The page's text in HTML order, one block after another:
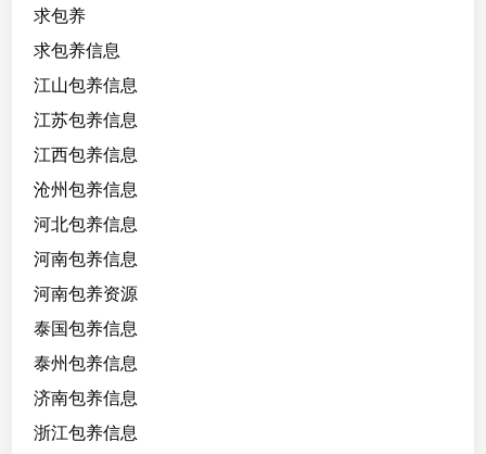
求包养
求包养信息
江山包养信息
江苏包养信息
江西包养信息
沧州包养信息
河北包养信息
河南包养信息
河南包养资源
泰国包养信息
泰州包养信息
济南包养信息
浙江包养信息